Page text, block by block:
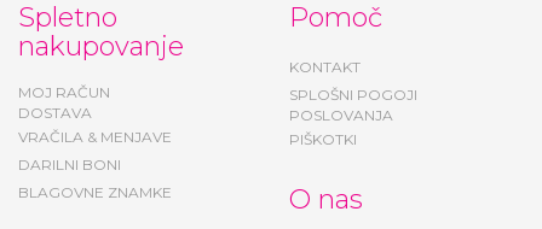
Spletno
nakupovanje
MOJ RAČUN
DOSTAVA
VRAČILA & MENJAVE
DARILNI BONI
BLAGOVNE ZNAMKE
Pomoč
KONTAKT
SPLOŠNI POGOJI
POSLOVANJA
PIŠKOTKI
O nas